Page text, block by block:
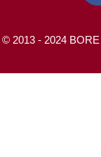
© 2013 - 2024